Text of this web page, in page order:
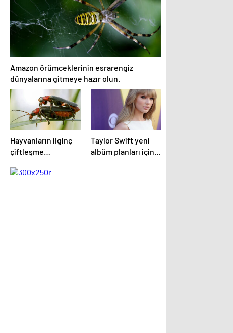
Amazon örümceklerinin esrarengiz
dünyalarına gitmeye hazır olun.
Hayvanların ilginç
çiftleşme
Geographic
Taylor Swift yeni
albüm planları için